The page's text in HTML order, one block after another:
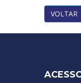
VOLTAR